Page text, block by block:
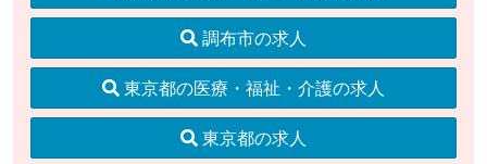
調布市の求人
東京都の医療・福祉・介護の求人
東京都の求人